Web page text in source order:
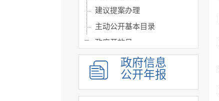
建议提案办理
主动公开基本目录
政府开放日
政府信息
公开年报